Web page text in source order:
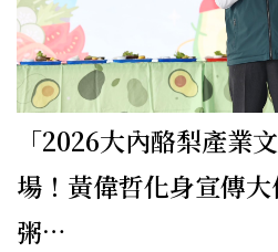
「2026大內酪梨產業
場！黃偉哲化身宣傳
粥…